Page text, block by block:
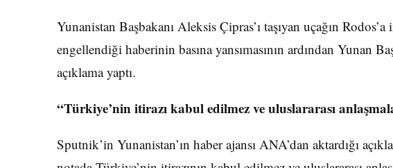
Yunanistan Başbakanı Aleksis Çipras’ı taşıyan uçağın
engellendiği haberinin basına yansımasının ardından Yunan
açıklama yaptı.
“Türkiye’nin itirazı kabul edilmez ve uluslararası
Sputnik’in Yunanistan’ın haber ajansı ANA’dan aktardığı